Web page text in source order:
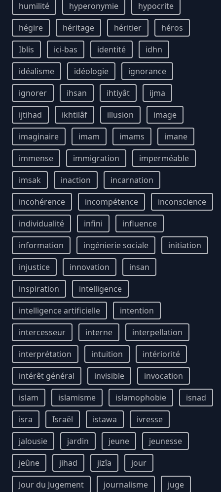
humilité
hyperonymie
hypocrite
hégire
héritage héritier
héros
Iblis
ici-bas identité
idhn
idéalisme
idéologie
ignorance
ignorer
ihsan ihtiyât
ijma
ijtihad
ikhtilâf illusion
image
imaginaire
imam imams
imane
immense
immigration
imperméable
imsak
inaction
incarnation
incohérence
incompétence
inconscience
individualité
infini
influence
information
ingénierie sociale
initiation
injustice
innovation
insan
inspiration
intelligence
intelligence artificielle
intention
intercesseur
interne
interpellation
interprétation
intuition
intériorité
intérêt général
invisible
invocation
islam
islamisme islamophobie
isnad
isra
Israël istawa
ivresse
jalousie
jardin jeune
jeunesse
jeûne
jihad jizîa
jour
Jour du Jugement
journalisme
juge